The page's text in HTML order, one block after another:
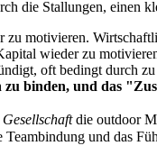
die Stallungen, einen
motivieren.
wieder zu
oft bedingt durch
binden, und das
die outdoor
und das